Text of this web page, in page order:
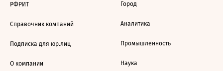
РФРИТ
Справочник компаний
Подписка для юр.лиц
О компании
Город
Аналитика
Промышленность
Наука